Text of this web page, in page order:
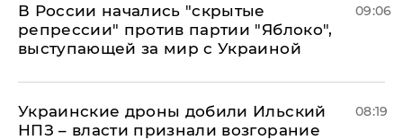
В России начались "скрытые
репрессии" против партии "Яблоко",
выступающей за мир с Украиной
09:06
Украинские дроны добили Ильский
НПЗ – власти признали возгорание
08:19